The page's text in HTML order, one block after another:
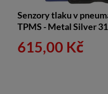
Senzory tlaku v
TPMS - Metal Silver
615,00 Kč